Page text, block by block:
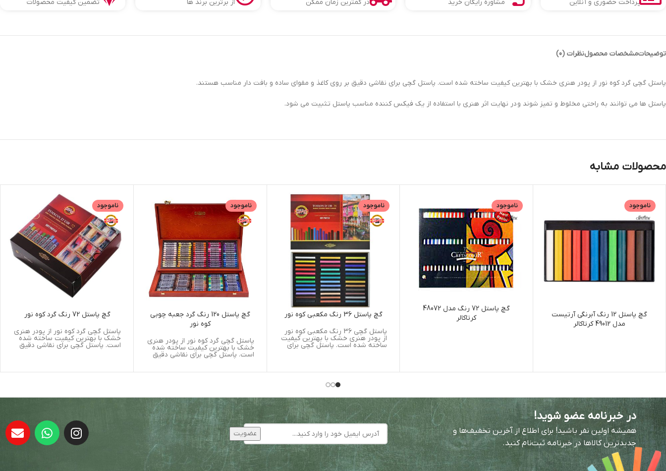
پرداخت حضوری و آنلاین مشاوره رایگان خرید در کمترین زمان ممکن از برترین برند ها تضمین کیفیت محصولات
توضیحاتمشخصات محصولنظرات (0)
پاستل گچی گرد کوه نور از پودر هنری خشک با بهترین کیفیت ساخته شده است. پاستل گچی برای نقاشی دقیق بر روی کاغذ و مقوای ساده و بافت دار مناسب هستند.
پاستل ها می توانند به راحتی مخلوط و تمیز شوند و در نهایت اثر هنری با استفاده از یک فیکس کننده مناسب پاستل تثبیت می شود.
محصولات مشابه
ناموجود
گچ پاستل 12 رنگ آبرنگی آرتیست
مدل 49012 کرتاکالر
ناموجود
گچ پاستل 72 رنگ مدل 48072
کرتاکالر
ناموجود
گچ پاستل 36 رنگ مکعبی کوه نور
پاستل گچی 36 رنگ مکعبی کوه نور
از پودر هنری خشک با بهترین کیفیت
ساخته شده است. پاستل گچی برای
ناموجود
گچ پاستل 120 رنگ گرد جعبه چوبی
کوه نور
پاستل گچی گرد کوه نور از پودر هنری
خشک با بهترین کیفیت ساخته شده
است. پاستل گچی برای نقاشی دقیق
ناموجود
گچ پاستل 72 رنگ گرد کوه نور
پاستل گچی گرد کوه نور از پودر هنری
خشک با بهترین کیفیت ساخته شده
است. پاستل گچی برای نقاشی دقیق
در خبرنامه عضو شوید!
همیشه اولین نفر باشید! برای اطلاع از آخرین تخفیف‌ها و
جدیدترین کالاها در خبرنامه ثبت‌نام کنید.